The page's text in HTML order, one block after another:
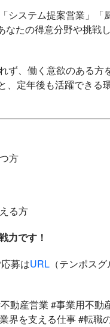
システム提案営業」「
たの得意分野や挑戦
ず、働く意欲のある方
定年後も活躍できる
方
る方
力です！
募はURL（テンポス
動産営業 #事業用不動
界を支える仕事 #転職